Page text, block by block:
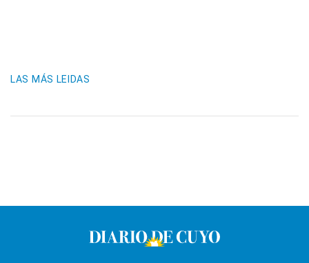
LAS MÁS LEIDAS